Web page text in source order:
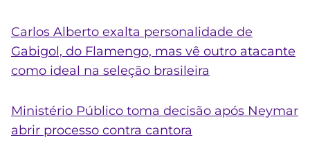
Carlos Alberto exalta personalidade de
Gabigol, do Flamengo, mas vê outro atacante
como ideal na seleção brasileira
Ministério Público toma decisão após Neymar
abrir processo contra cantora